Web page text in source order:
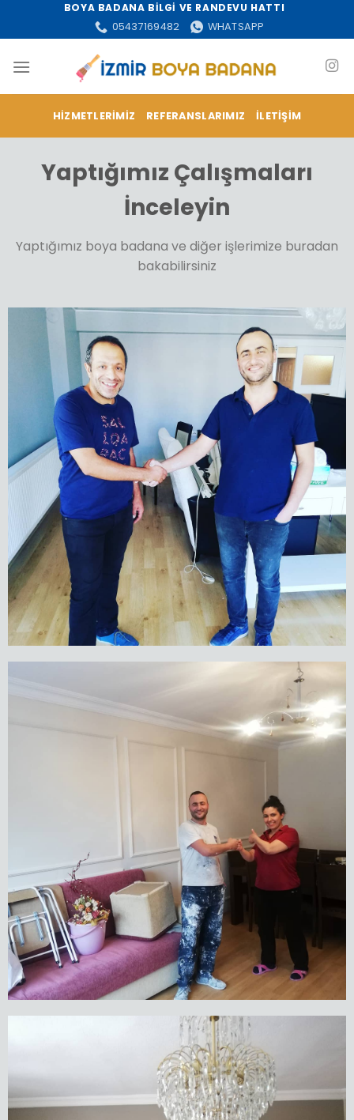
BOYA BADANA BİLGİ VE RANDEVU HATTI
05437169482
WHATSAPP
HIZMETLERIMIZ REFERANSLARIMIZ İLETIŞIM
Yaptığımız Çalışmaları
İnceleyin
Yaptığımız boya badana ve diğer işlerimize buradan
bakabilirsiniz